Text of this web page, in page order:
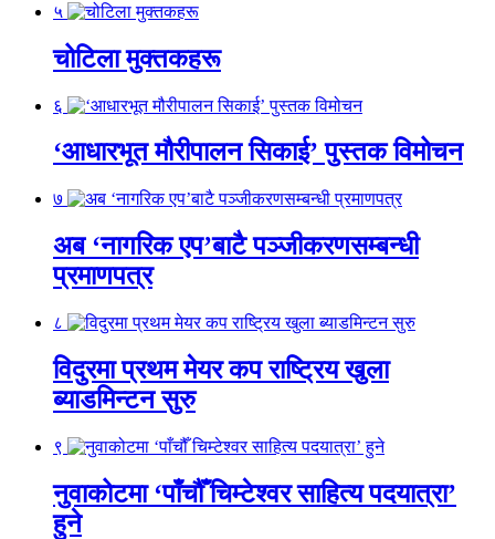
५
चोटिला मुक्तकहरू
६
‘आधारभूत मौरीपालन सिकाई’ पुस्तक विमोचन
७
अब ‘नागरिक एप’बाटै पञ्जीकरणसम्बन्धी
प्रमाणपत्र
८
विदुरमा प्रथम मेयर कप राष्ट्रिय खुला
ब्याडमिन्टन सुरु
९
नुवाकोटमा ‘पाँचौँ चिम्टेश्वर साहित्य पदयात्रा’
हुने